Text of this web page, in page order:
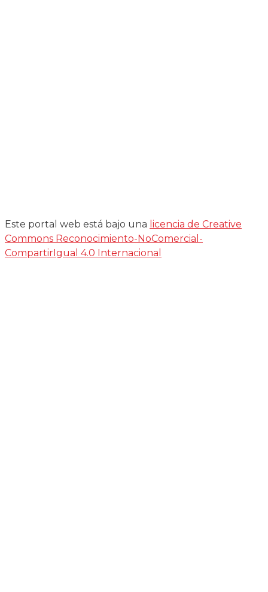
Este portal web está bajo una licencia de Creative
Commons Reconocimiento-NoComercial-
CompartirIgual 4.0 Internacional